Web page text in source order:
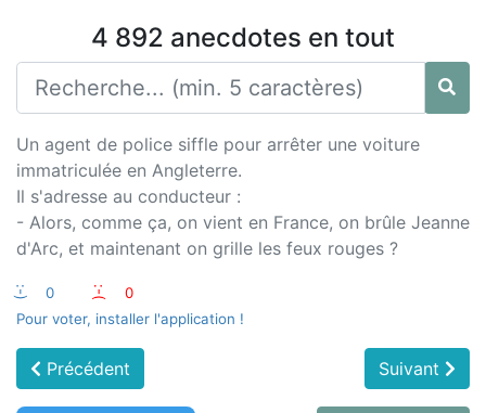
4 892 anecdotes en tout
Un agent de police siffle pour arrêter une voiture
immatriculée en Angleterre.
Il s'adresse au conducteur :
- Alors, comme ça, on vient en France, on brûle Jeanne
d'Arc, et maintenant on grille les feux rouges ?
:-) 0 :-(
0
Pour voter, installer l'application !
Précédent Suivant